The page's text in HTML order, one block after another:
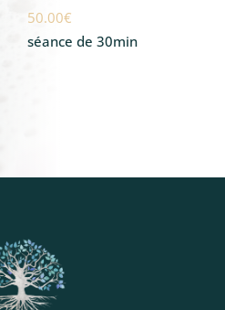
50.00€
séance de 30min